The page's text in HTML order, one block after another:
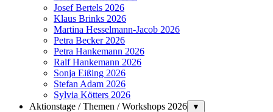
Josef Bertels 2026
Klaus Brinks 2026
Martina Hesselmann-Jacob 2026
Petra Becker 2026
Petra Hankemann 2026
Ralf Hankemann 2026
Sonja Eißing 2026
Stefan Adam 2026
Sylvia Kötters 2026
Aktionstage / Themen / Workshops 2026
▼